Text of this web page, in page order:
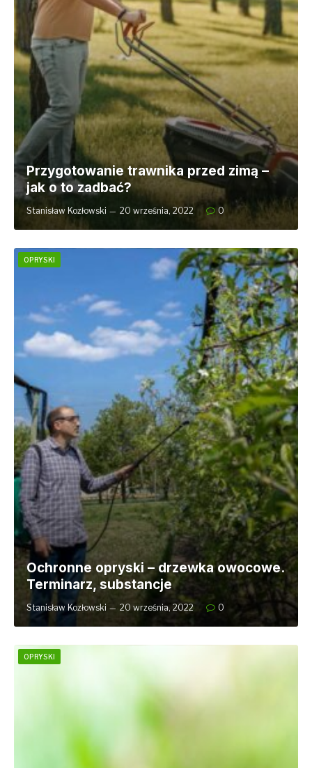
Przygotowanie trawnika przed zimą –
jak o to zadbać?
Stanisław Kozłowski 20 września, 2022 0
OPRYSKI
Ochronne opryski – drzewka owocowe.
Terminarz, substancje
Stanisław Kozłowski 20 września, 2022 0
OPRYSKI